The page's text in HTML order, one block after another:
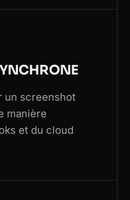
un screenshot
manière
et du cloud